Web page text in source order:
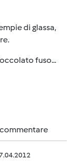
di glassa,
fuso...